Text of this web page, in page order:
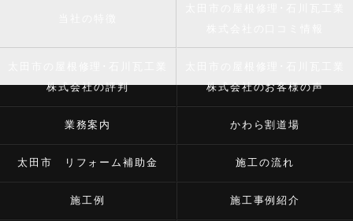
株式会社の評判
株式会社のお客様の声
業務案内 かわら割道場
太田市 リフォーム補助金 施工の流れ
施工例 施工事例紹介